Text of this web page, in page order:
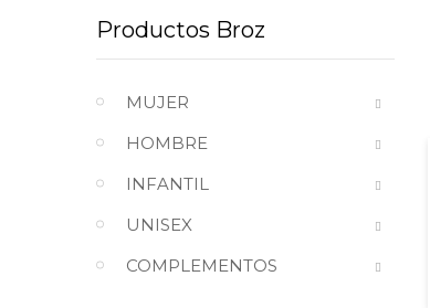
Productos Broz
MUJER
HOMBRE
INFANTIL
UNISEX
COMPLEMENTOS